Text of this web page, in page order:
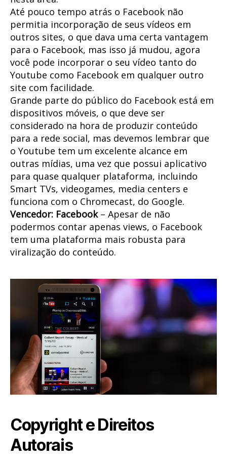
Até pouco tempo atrás o Facebook não
permitia incorporação de seus vídeos em
outros sites, o que dava uma certa vantagem
para o Facebook, mas isso já mudou, agora
você pode incorporar o seu vídeo tanto do
Youtube como Facebook em qualquer outro
site com facilidade.
Grande parte do público do Facebook está em
dispositivos móveis, o que deve ser
considerado na hora de produzir conteúdo
para a rede social, mas devemos lembrar que
o Youtube tem um excelente alcance em
outras mídias, uma vez que possui aplicativo
para quase qualquer plataforma, incluindo
Smart TVs, videogames, media centers e
funciona com o Chromecast, do Google.
Vencedor: Facebook– Apesar de não
podermos contar apenas views, o Facebook
tem uma plataforma mais robusta para
viralização do conteúdo.
Copyright e Direitos
Autorais